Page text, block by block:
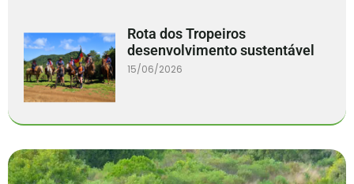
Rota dos Tropeiros
desenvolvimento sustentável
15/06/2026